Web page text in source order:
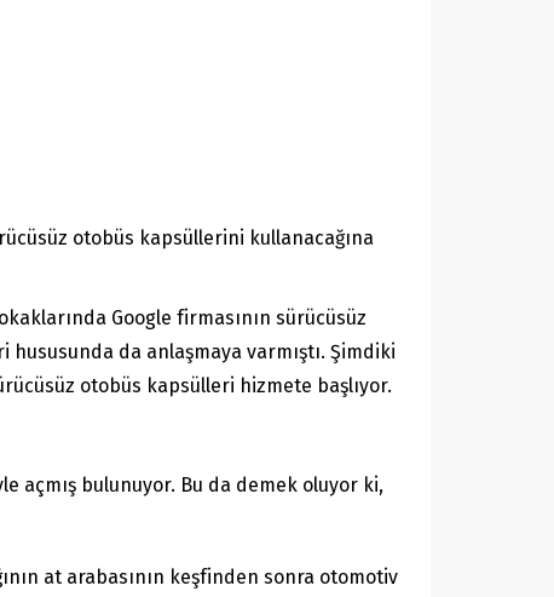
otobüs kapsüllerini kullanacağına
Google firmasının sürücüsüz
hususunda da anlaşmaya varmıştı. Şimdiki
otobüs kapsülleri hizmete başlıyor.
açmış bulunuyor. Bu da demek oluyor ki,
at arabasının keşfinden sonra otomotiv